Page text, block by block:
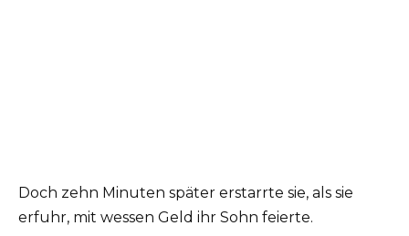
Doch zehn Minuten später erstarrte sie, als sie
erfuhr, mit wessen Geld ihr Sohn feierte.